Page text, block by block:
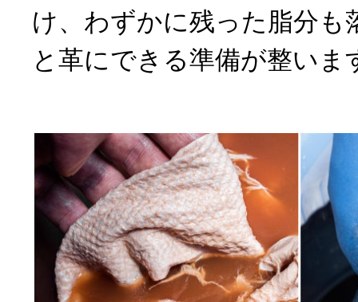
け、わずかに残った脂分も
と革にできる準備が整いま